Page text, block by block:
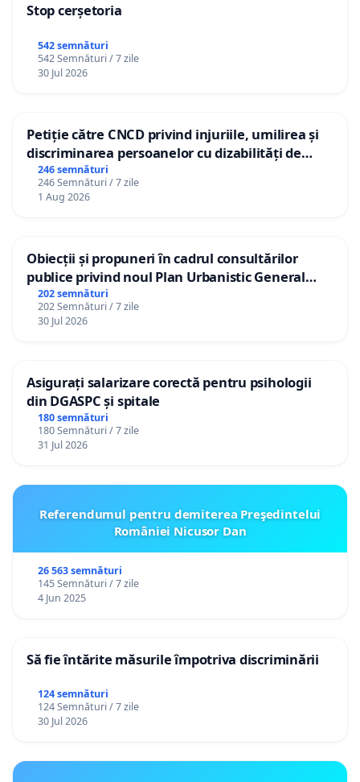
Stop cerșetoria
542 semnături
542 Semnături / 7 zile
30 Jul 2026
Petiție către CNCD privind injuriile, umilirea și
discriminarea persoanelor cu dizabilități de
către utilizatorul TikTok „Gorici”
246 semnături
246 Semnături / 7 zile
1 Aug 2026
Obiecții și propuneri în cadrul consultărilor
publice privind noul Plan Urbanistic General
(PUG) Ialoveni
202 semnături
202 Semnături / 7 zile
30 Jul 2026
Asigurați salarizare corectă pentru psihologii
din DGASPC și spitale
180 semnături
180 Semnături / 7 zile
31 Jul 2026
Referendumul pentru demiterea Preşedintelui
României Nicusor Dan
26 563 semnături
145 Semnături / 7 zile
4 Jun 2025
Să fie întărite măsurile împotriva discriminării
124 semnături
124 Semnături / 7 zile
30 Jul 2026